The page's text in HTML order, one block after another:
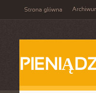
Strona główna